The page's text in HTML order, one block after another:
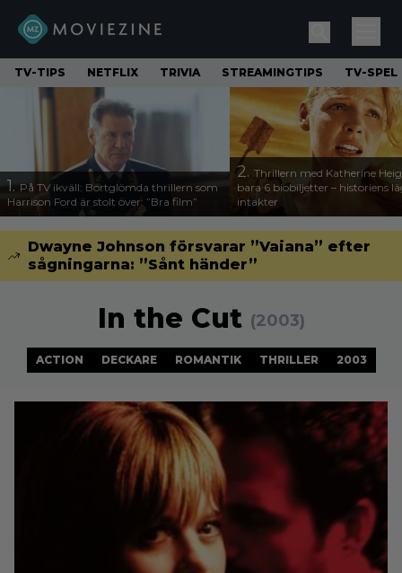
TV-TIPS NETFLIX TRIVIA STREAMINGTIPS TV-SPEL
1. På TV ikväll: Bortglömda thrillern som
Harrison Ford är stolt över: ”Bra film”
2. Thrillern med Katherine
bara 6 biobiljetter – historiens
intäkter
Dwayne Johnson försvarar ”Vaiana” efter
sågningarna: ”Sånt händer”
In the Cut (2003)
ACTION DECKARE ROMANTIK THRILLER 2003